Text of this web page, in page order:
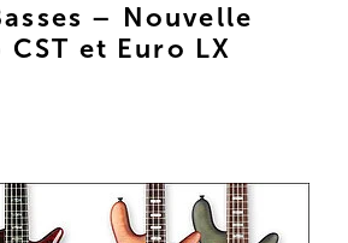
– Nouvelle
et Euro LX